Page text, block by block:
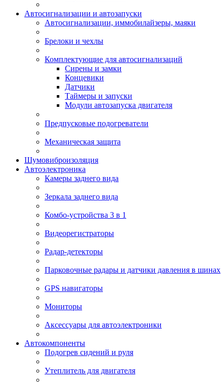
Автосигнализации и автозапуски
Автосигнализации, иммобилайзеры, маяки
Брелоки и чехлы
Комплектующие для автосигнализаций
Сирены и замки
Концевики
Датчики
Таймеры и запуски
Модули автозапуска двигателя
Предпусковые подогреватели
Механическая защита
Шумовиброизоляция
Автоэлектроника
Камеры заднего вида
Зеркала заднего вида
Комбо-устройства 3 в 1
Видеорегистраторы
Радар-детекторы
Парковочные радары и датчики давления в шинах
GPS навигаторы
Мониторы
Аксессуары для автоэлектроники
Автокомпоненты
Подогрев сидений и руля
Утеплитель для двигателя